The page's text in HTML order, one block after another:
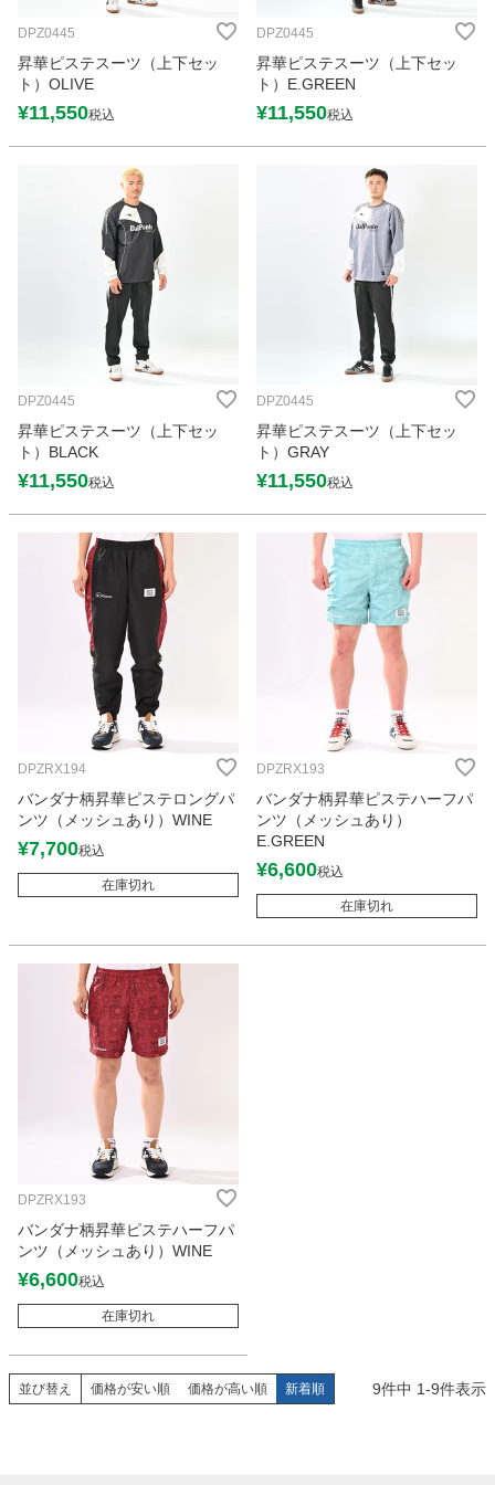
DPZ0445
昇華ピステスーツ（上下セッ
ト）OLIVE
¥11,550税込
DPZ0445
昇華ピステスーツ（上下セッ
ト）E.GREEN
¥11,550税込
DPZ0445
昇華ピステスーツ（上下セッ
ト）BLACK
¥11,550税込
DPZ0445
昇華ピステスーツ（上下セッ
ト）GRAY
¥11,550税込
DPZRX194
バンダナ柄昇華ピステロングパ
ンツ（メッシュあり）WINE
¥7,700税込
在庫切れ
DPZRX193
バンダナ柄昇華ピステハーフパ
ンツ（メッシュあり）
E.GREEN
¥6,600税込
在庫切れ
DPZRX193
バンダナ柄昇華ピステハーフパ
ンツ（メッシュあり）WINE
¥6,600税込
在庫切れ
並び替え 価格が安い順 価格が高い順 新着順 9件中 1-9件表示